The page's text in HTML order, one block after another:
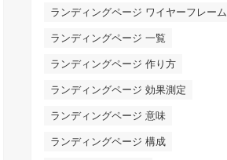
ランディングページ ワイヤーフレーム
ランディングページ 一覧
ランディングページ 作り方
ランディングページ 効果測定
ランディングページ 意味
ランディングページ 構成